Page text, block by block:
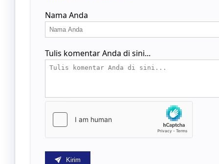
Nama Anda
Tulis komentar Anda di sini...
Kirim